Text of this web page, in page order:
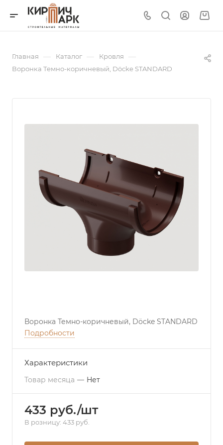
Главная — Каталог — Кровля —
Воронка Темно-коричневый, Döcke STANDARD
Воронка Темно-коричневый, Döcke STANDARD
Подробности
Характеристики
Товар месяца — Нет
433 руб./шт
В розницу: 433 руб.